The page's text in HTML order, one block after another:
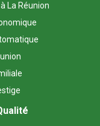
La Réunion